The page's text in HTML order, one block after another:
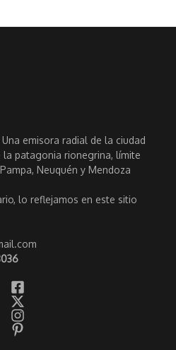
emisora radial de la ciudad
la patagonia rionegrina, límite
Neuquén y Mendoza
lo reflejamos en este sitio